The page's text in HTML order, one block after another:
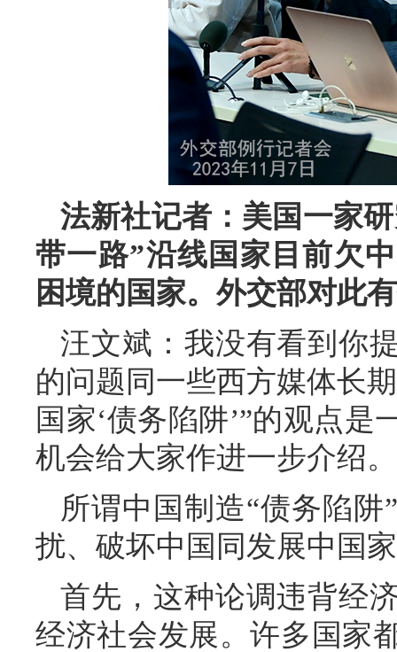
法新社记者：美国一家
带一路”沿线国家目前欠
困境的国家。外交部对此
汪文斌： 我没有看到你
的问题同一些西方媒体长
国家‘债务陷阱’”的观点
机会给大家作进一步介绍。
所谓中国制造“债务陷
扰、破坏中国同发展中国
首先，这种论调违背经
经济社会发展。许多国家